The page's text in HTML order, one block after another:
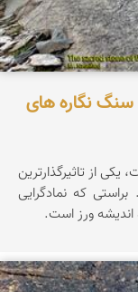
سنگ نگاره های
از تاثیرگذارترین
که نمادگرایی
اندیشه ورز است.